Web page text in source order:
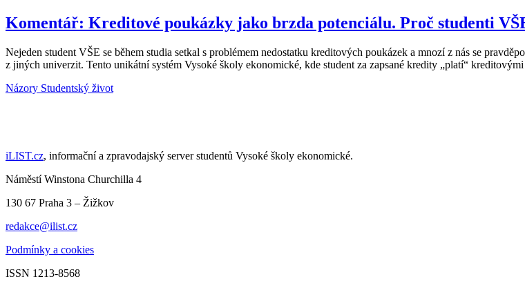
Komentář: Kreditové poukázky jako brzda potenciálu. Proč studenti
Nejeden student VŠE se během studia setkal s problémem nedostatku kreditových poukázek a mnozí z nás se
z jiných univerzit. Tento unikátní systém Vysoké školy ekonomické, kde student za zapsané kredity „platí“
Názory Studentský život
iLIST.cz, informační a zpravodajský server studentů Vysoké školy ekonomické.
Náměstí Winstona Churchilla 4
130 67 Praha 3 – Žižkov
redakce@ilist.cz
Podmínky a cookies
ISSN 1213-8568